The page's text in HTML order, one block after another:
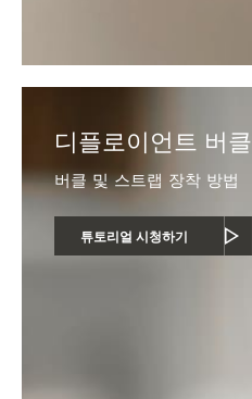
디플로이언트 버클
버클 및 스트랩 장착 방법
튜토리얼 시청하기